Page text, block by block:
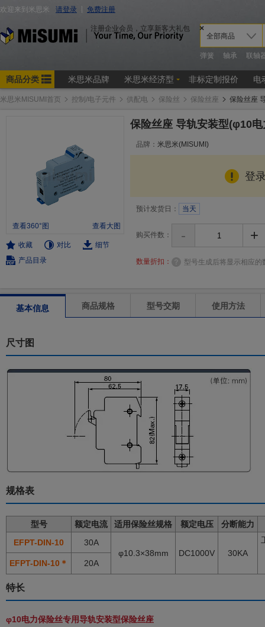
米思米MISUMI首页 控制/电子元件 供配电 保险丝 保险丝座 保险丝座
查看360°图 查看大图
收藏 对比
细节
产品目录
保险丝座 导轨安装型(φ10
品牌： 米思米(MISUMI)
登
预计发货日： 当天
购买件数： - +
数量折扣： 型号生成后将显示相应的
基本信息 商品规格 型号交期 使用方法
尺寸图
规格表
型号 额定电流 适用保险丝规格 额定电压
分断能力
EFPT-DIN-10
30A
φ10.3×38mm
DC1000V 30KA
EFPT-DIN-10＊ 20A
特长
φ10电力保险丝专用导轨安装型保险丝座